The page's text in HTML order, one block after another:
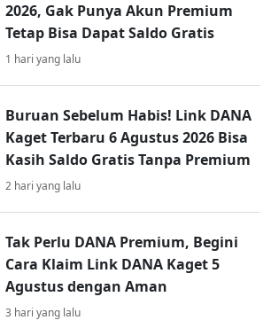
2026, Gak Punya Akun Premium
Tetap Bisa Dapat Saldo Gratis
1 hari yang lalu
Buruan Sebelum Habis! Link DANA
Kaget Terbaru 6 Agustus 2026 Bisa
Kasih Saldo Gratis Tanpa Premium
2 hari yang lalu
Tak Perlu DANA Premium, Begini
Cara Klaim Link DANA Kaget 5
Agustus dengan Aman
3 hari yang lalu